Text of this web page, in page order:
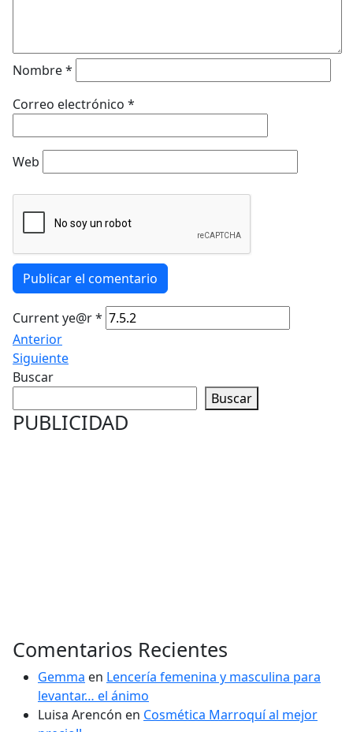
Nombre*
Correo electrónico *
Web
Publicar el comentario
Current ye@r*
Anterior
Siguiente
Buscar
Buscar
PUBLICIDAD
Comentarios Recientes
Gemma en Lencería femenina y masculina para
levantar… el ánimo
Luisa Arencón en Cosmética Marroquí al mejor